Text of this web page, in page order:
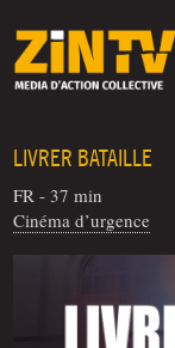
LIVRER BATAILLE
FR - 37 min
Cinéma d’urgence